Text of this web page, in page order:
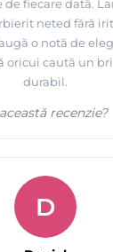
fiecare dată.
neted fără
o notă de
oricui caută un
durabil.
recenzie?
D